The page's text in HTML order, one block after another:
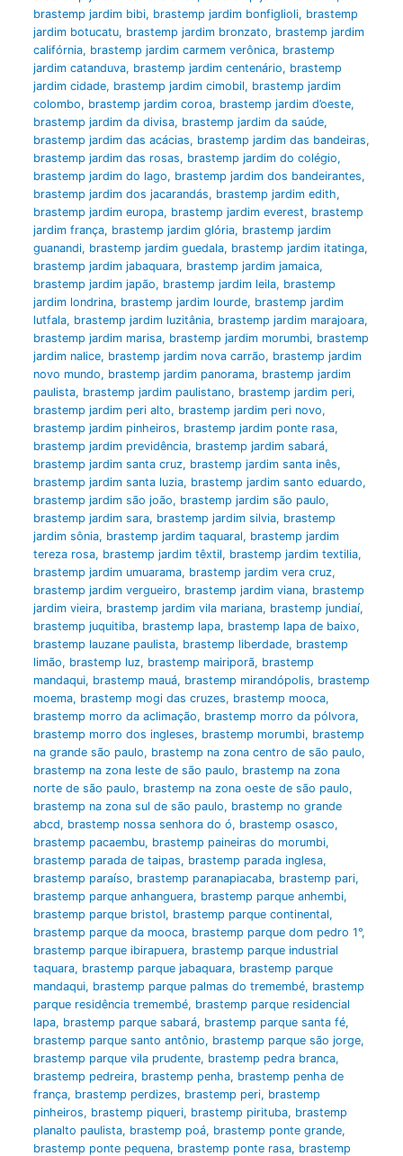
brastemp jardim bibi, brastemp jardim bonfiglioli, brastemp
jardim botucatu, brastemp jardim bronzato, brastemp jardim
califórnia, brastemp jardim carmem verônica, brastemp
jardim catanduva, brastemp jardim centenário, brastemp
jardim cidade, brastemp jardim cimobil, brastemp jardim
colombo, brastemp jardim coroa, brastemp jardim d’oeste,
brastemp jardim da divisa, brastemp jardim da saúde,
brastemp jardim das acácias, brastemp jardim das bandeiras,
brastemp jardim das rosas, brastemp jardim do colégio,
brastemp jardim do lago, brastemp jardim dos bandeirantes,
brastemp jardim dos jacarandás, brastemp jardim edith,
brastemp jardim europa, brastemp jardim everest, brastemp
jardim frança, brastemp jardim glória, brastemp jardim
guanandi, brastemp jardim guedala, brastemp jardim itatinga,
brastemp jardim jabaquara, brastemp jardim jamaica,
brastemp jardim japão, brastemp jardim leila, brastemp
jardim londrina, brastemp jardim lourde, brastemp jardim
lutfala, brastemp jardim luzitânia, brastemp jardim marajoara,
brastemp jardim marisa, brastemp jardim morumbi, brastemp
jardim nalice, brastemp jardim nova carrão, brastemp jardim
novo mundo, brastemp jardim panorama, brastemp jardim
paulista, brastemp jardim paulistano, brastemp jardim peri,
brastemp jardim peri alto, brastemp jardim peri novo,
brastemp jardim pinheiros, brastemp jardim ponte rasa,
brastemp jardim previdência, brastemp jardim sabará,
brastemp jardim santa cruz, brastemp jardim santa inês,
brastemp jardim santa luzia, brastemp jardim santo eduardo,
brastemp jardim são joão, brastemp jardim são paulo,
brastemp jardim sara, brastemp jardim silvia, brastemp
jardim sônia, brastemp jardim taquaral, brastemp jardim
tereza rosa, brastemp jardim têxtil, brastemp jardim textilia,
brastemp jardim umuarama, brastemp jardim vera cruz,
brastemp jardim vergueiro, brastemp jardim viana, brastemp
jardim vieira, brastemp jardim vila mariana, brastemp jundiaí,
brastemp juquitiba, brastemp lapa, brastemp lapa de baixo,
brastemp lauzane paulista, brastemp liberdade, brastemp
limão, brastemp luz, brastemp mairiporã, brastemp
mandaqui, brastemp mauá, brastemp mirandópolis, brastemp
moema, brastemp mogi das cruzes, brastemp mooca,
brastemp morro da aclimação, brastemp morro da pólvora,
brastemp morro dos ingleses, brastemp morumbi, brastemp
na grande são paulo, brastemp na zona centro de são paulo,
brastemp na zona leste de são paulo, brastemp na zona
norte de são paulo, brastemp na zona oeste de são paulo,
brastemp na zona sul de são paulo, brastemp no grande
abcd, brastemp nossa senhora do ó, brastemp osasco,
brastemp pacaembu, brastemp paineiras do morumbi,
brastemp parada de taipas, brastemp parada inglesa,
brastemp paraíso, brastemp paranapiacaba, brastemp pari,
brastemp parque anhanguera, brastemp parque anhembi,
brastemp parque bristol, brastemp parque continental,
brastemp parque da mooca, brastemp parque dom pedro 1°,
brastemp parque ibirapuera, brastemp parque industrial
taquara, brastemp parque jabaquara, brastemp parque
mandaqui, brastemp parque palmas do tremembé, brastemp
parque residência tremembé, brastemp parque residencial
lapa, brastemp parque sabará, brastemp parque santa fé,
brastemp parque santo antônio, brastemp parque são jorge,
brastemp parque vila prudente, brastemp pedra branca,
brastemp pedreira, brastemp penha, brastemp penha de
frança, brastemp perdizes, brastemp peri, brastemp
pinheiros, brastemp piqueri, brastemp pirituba, brastemp
planalto paulista, brastemp poá, brastemp ponte grande,
brastemp ponte pequena, brastemp ponte rasa, brastemp